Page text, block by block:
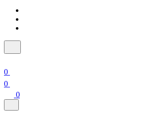
0
0
0